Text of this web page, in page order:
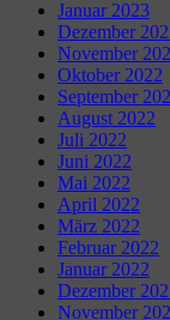
Januar 2023
Dezember
November
Oktober 2022
September
August 2022
Juli 2022
Juni 2022
Mai 2022
April 2022
März 2022
Februar 2022
Januar 2022
Dezember
November